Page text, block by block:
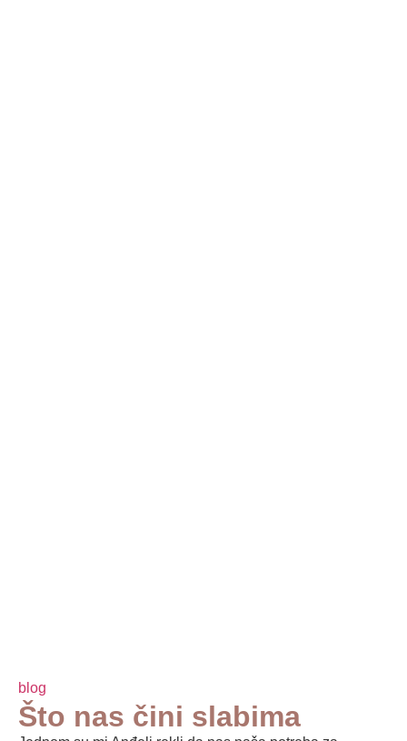
blog
Što nas čini slabima